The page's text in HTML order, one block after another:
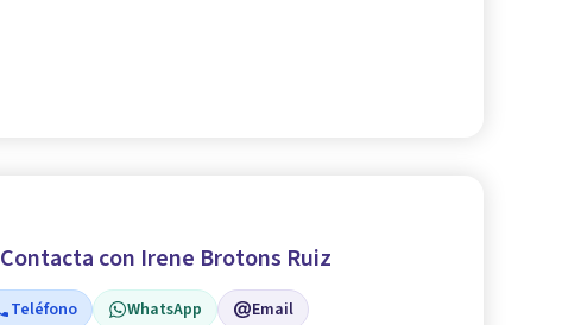
Contacta con Irene Brotons Ruiz
Teléfono WhatsApp Email